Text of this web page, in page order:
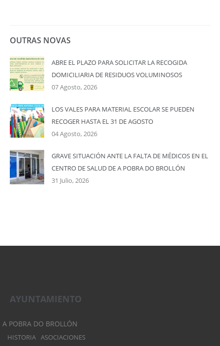
OUTRAS NOVAS
ABRE EL PLAZO PARA SOLICITAR LA RECOGIDA
DOMICILIARIA DE RESIDUOS VOLUMINOSOS
07 Agosto, 2026
LOS VALES PARA MATERIAL ESCOLAR SE PUEDEN
RECOGER HASTA EL 31 DE AGOSTO
04 Agosto, 2026
GRAVE SITUACIÓN ANTE LA FALTA DE MÉDICOS EN EL
CENTRO DE SALUD DE A POBRA DO BROLLÓN
31 Julio, 2026
AYUNTAMIENTO
A POBRA DO BROLLÓN
HISTORIA ASOCIACIONES